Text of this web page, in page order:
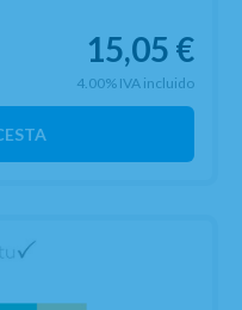
15,05 €
4.00% IVA incluido